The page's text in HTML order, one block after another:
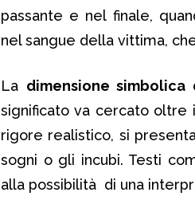
passante e nel finale,
nel sangue della vittima,
La dimensione
significato va cercato oltre
rigore realistico, si
sogni o gli incubi. Testi
alla possibilità di una